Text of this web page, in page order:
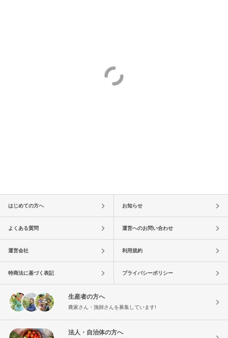
はじめての方へ お知らせ
よくある質問 運営へのお問い合わせ
運営会社 利用規約
特商法に基づく表記 プライバシーポリシー
生産者の方へ
農家さん・漁師さんを募集しています!
法人・自治体の方へ